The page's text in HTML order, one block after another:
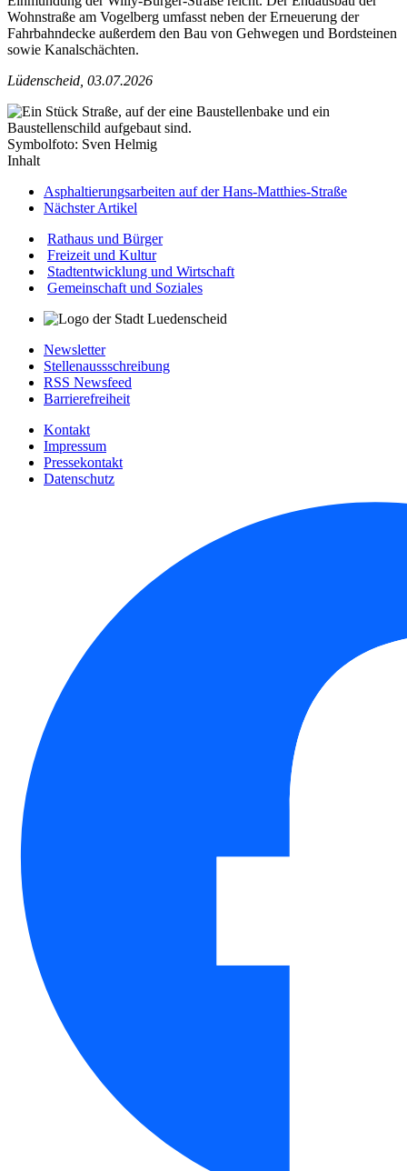
Wohnstraße am Vogelberg umfasst neben der Erneuerung der
Fahrbahndecke außerdem den Bau von Gehwegen und Bordsteinen
sowie Kanalschächten.
Lüdenscheid, 03.07.2026
Symbolfoto: Sven Helmig
Inhalt
Asphaltierungsarbeiten auf der Hans-Matthies-Straße
Nächster Artikel
Rathaus und Bürger
Freizeit und Kultur
Stadtentwicklung und Wirtschaft
Gemeinschaft und Soziales
Newsletter
Stellenaussschreibung
RSS Newsfeed
Barrierefreiheit
Kontakt
Impressum
Pressekontakt
Datenschutz